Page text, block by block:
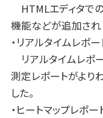
HTMLエディタで
機能などが追加され
・リアルタイムレポ
リアルタイムレポ
測定レポートがより
した。
・ヒートマップレポ